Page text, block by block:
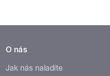
O nás
Jak nás naladíte